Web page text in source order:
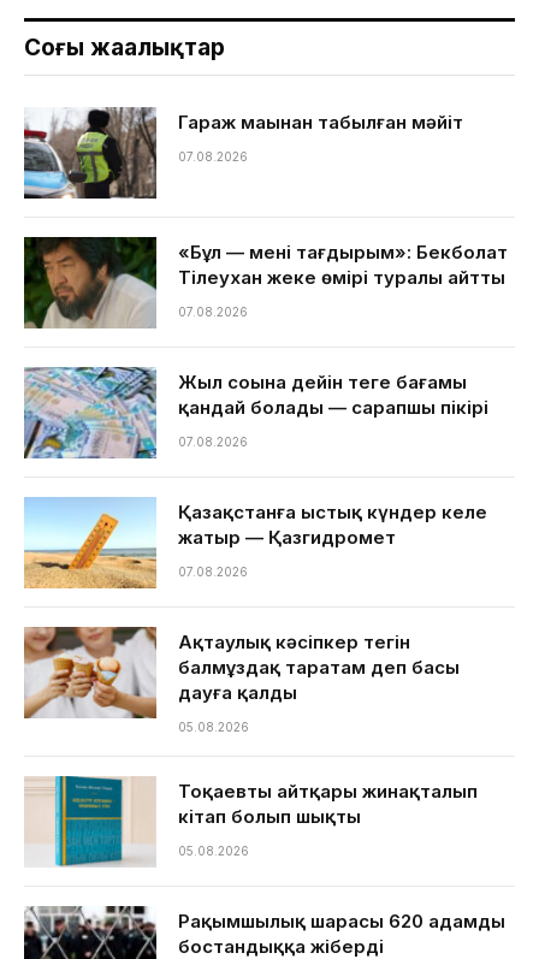
Соңғы жаңалықтар
Гараж маңынан табылған мәйіт
07.08.2026
«Бұл — менің тағдырым»: Бекболат
Тілеухан жеке өмірі туралы айтты
07.08.2026
Жыл соңына дейін теңге бағамы
қандай болады — сарапшы пікірі
07.08.2026
Қазақстанға ыстық күндер келе
жатыр — Қазгидромет
07.08.2026
Ақтаулық кәсіпкер тегін
балмұздақ таратам деп басы
дауға қалды
05.08.2026
Тоқаевтың айтқары жинақталып
кітап болып шықты
05.08.2026
Рақымшылық шарасы 620 адамды
бостандыққа жіберді